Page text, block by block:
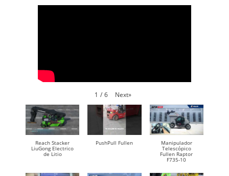
1 / 6 Next»
Reach Stacker
LiuGong Electrico
de Litio
PushPull Fullen
Manipulador
Telescópico
Fullen Raptor
F735-10